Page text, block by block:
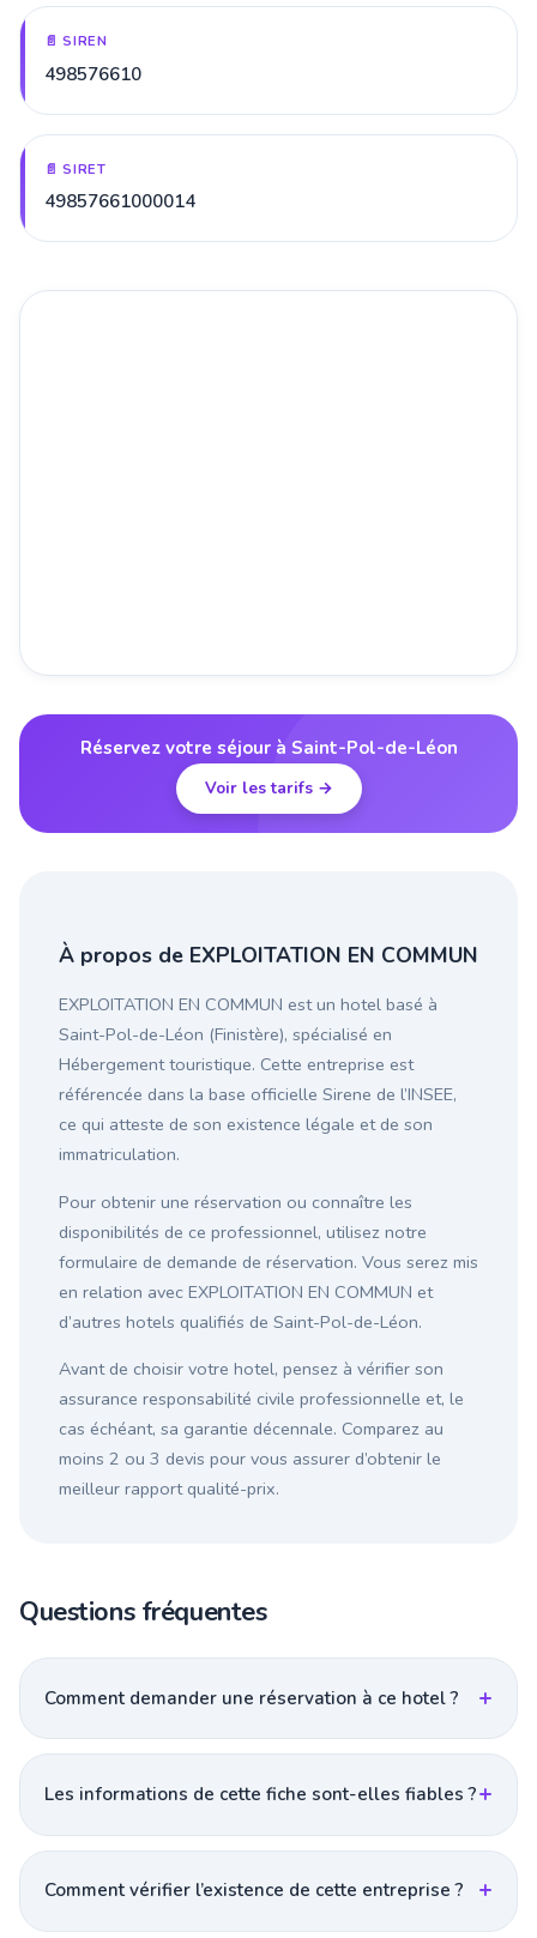
📄 SIREN
498576610
📄 SIRET
49857661000014
Réservez votre séjour à Saint-Pol-de-Léon
Voir les tarifs →
À propos de EXPLOITATION EN COMMUN
EXPLOITATION EN COMMUN est un hotel basé à
Saint-Pol-de-Léon (Finistère), spécialisé en
Hébergement touristique. Cette entreprise est
référencée dans la base officielle Sirene de l’INSEE,
ce qui atteste de son existence légale et de son
immatriculation.
Pour obtenir une réservation ou connaître les
disponibilités de ce professionnel, utilisez notre
formulaire de demande de réservation. Vous serez mis
en relation avec EXPLOITATION EN COMMUN et
d’autres hotels qualifiés de Saint-Pol-de-Léon.
Avant de choisir votre hotel, pensez à vérifier son
assurance responsabilité civile professionnelle et, le
cas échéant, sa garantie décennale. Comparez au
moins 2 ou 3 devis pour vous assurer d’obtenir le
meilleur rapport qualité-prix.
Questions fréquentes
Comment demander une réservation à ce hotel ?
Les informations de cette fiche sont-elles fiables ?
Comment vérifier l’existence de cette entreprise ?